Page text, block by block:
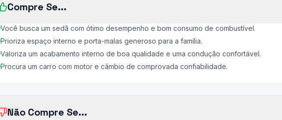
Compre Se...
Você busca um sedã com ótimo desempenho e bom consumo de combustível.
Prioriza espaço interno e porta-malas generoso para a família.
Valoriza um acabamento interno de boa qualidade e uma condução confortável.
Procura um carro com motor e câmbio de comprovada confiabilidade.
Não Compre Se...